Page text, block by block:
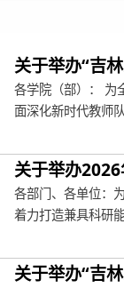
关于举办“吉
各学院（部）： 为
面深化新时代教师
关于举办
各部门、各单位：
着力打造兼具科研
关于举办“吉